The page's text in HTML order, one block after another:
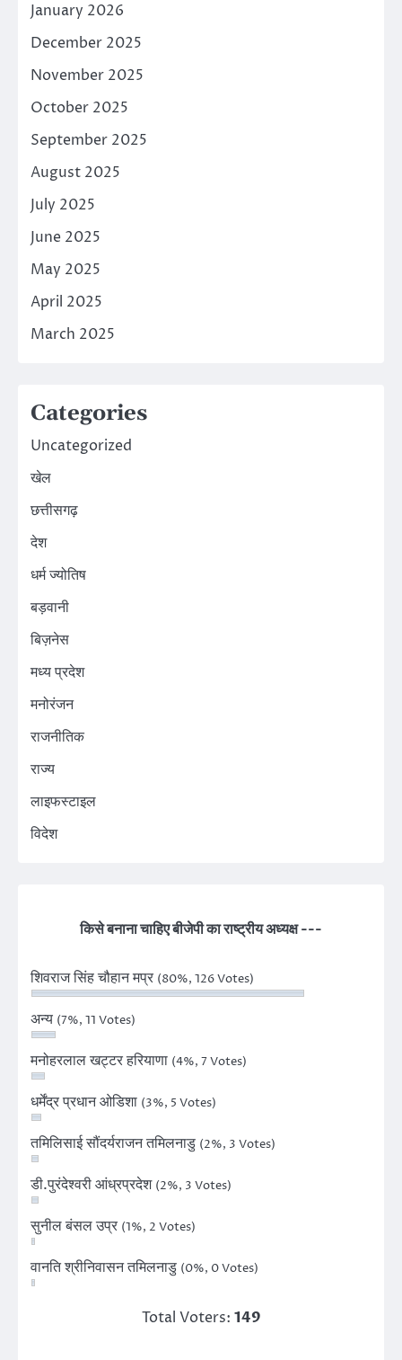
January 2026
December 2025
November 2025
October 2025
September 2025
August 2025
July 2025
June 2025
May 2025
April 2025
March 2025
Categories
Uncategorized
खेल
छत्तीसगढ़
देश
धर्म ज्योतिष
बड़वानी
बिज़नेस
मध्य प्रदेश
मनोरंजन
राजनीतिक
राज्य
लाइफस्टाइल
विदेश
किसे बनाना चाहिए बीजेपी का राष्ट्रीय अध्यक्ष ---
शिवराज सिंह चौहान मप्र (80%, 126 Votes)
अन्य (7%, 11 Votes)
मनोहरलाल खट्टर हरियाणा (4%, 7 Votes)
धर्मेंद्र प्रधान ओडिशा (3%, 5 Votes)
तमिलिसाई सौंदर्यराजन तमिलनाडु (2%, 3 Votes)
डी.पुरंदेश्वरी आंध्रप्रदेश (2%, 3 Votes)
सुनील बंसल उप्र (1%, 2 Votes)
वानति श्रीनिवासन तमिलनाडु (0%, 0 Votes)
Total Voters: 149